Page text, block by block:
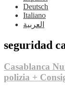
Deutsch
Italiano
العربية
seguridad
Casablanca
polizia +